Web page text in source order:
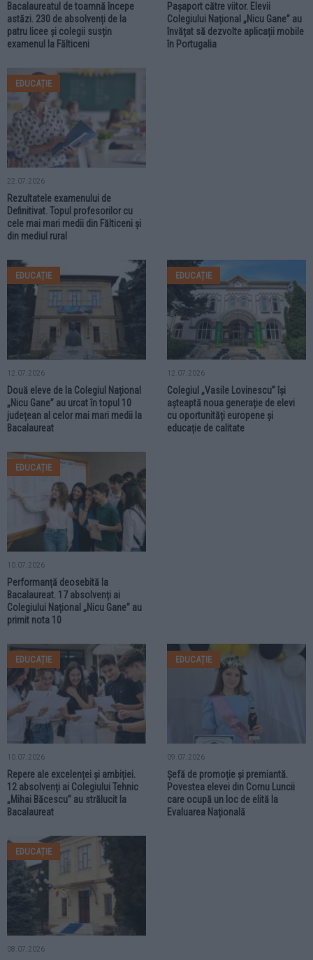
Bacalaureatul de toamnă începe
astăzi. 230 de absolvenți de la
patru licee și colegii susțin
examenul la Fălticeni
Pașaport către viitor. Elevii
Colegiului Național „Nicu Gane” au
învățat să dezvolte aplicații mobile
în Portugalia
EDUCAȚIE
22.07.2026
Rezultatele examenului de
Definitivat. Topul profesorilor cu
cele mai mari medii din Fălticeni și
din mediul rural
EDUCAȚIE
12.07.2026
Două eleve de la Colegiul Național
„Nicu Gane” au urcat în topul 10
județean al celor mai mari medii la
Bacalaureat
EDUCAȚIE
12.07.2026
Colegiul „Vasile Lovinescu” își
așteaptă noua generație de elevi
cu oportunități europene și
educație de calitate
EDUCAȚIE
10.07.2026
Performanță deosebită la
Bacalaureat. 17 absolvenți ai
Colegiului Național „Nicu Gane” au
primit nota 10
EDUCAȚIE
10.07.2026
Repere ale excelenței și ambiției.
12 absolvenți ai Colegiului Tehnic
„Mihai Băcescu” au strălucit la
Bacalaureat
EDUCAȚIE
09.07.2026
Șefă de promoție și premiantă.
Povestea elevei din Cornu Luncii
care ocupă un loc de elită la
Evaluarea Națională
EDUCAȚIE
08.07.2026